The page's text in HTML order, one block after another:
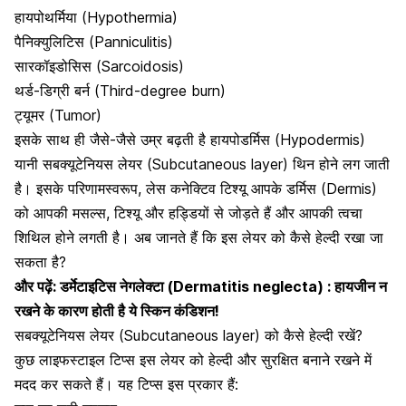
हायपोथर्मिया (Hypothermia)
पैनिक्युलिटिस (Panniculitis)
सारकॉइडोसिस (Sarcoidosis)
थर्ड-डिग्री बर्न (Third-degree burn)
ट्यूमर (Tumor)
इसके साथ ही जैसे-जैसे उम्र बढ़ती है हायपोडर्मिस (Hypodermis)
यानी सबक्यूटेनियस लेयर (Subcutaneous layer) थिन होने लग जाती
है। इसके परिणामस्वरूप, लेस कनेक्टिव टिश्यू आपके डर्मिस (Dermis)
को आपकी मसल्स, टिश्यू और हड्डियों से जोड़ते हैं और आपकी त्वचा
शिथिल होने लगती है। अब जानते हैं कि इस लेयर को कैसे हेल्दी रखा जा
सकता है?
और पढ़ें:डर्मेटाइटिस नेगलेक्टा (Dermatitis neglecta) : हायजीन न
रखने के कारण होती है ये स्किन कंडिशन!
सबक्यूटेनियस लेयर (Subcutaneous layer) को कैसे हेल्दी रखें?
कुछ लाइफस्टाइल टिप्स इस लेयर को हेल्दी और सुरक्षित बनाने रखने में
मदद कर सकते हैं। यह टिप्स इस प्रकार हैं: